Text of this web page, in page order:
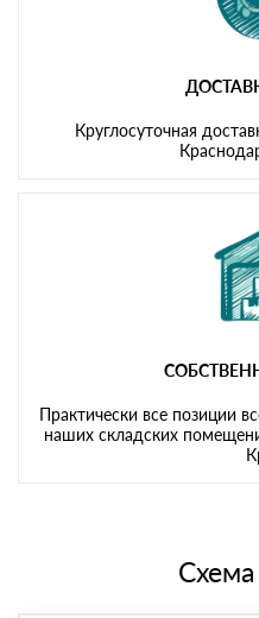
Круглосуточная
Практически все позиции
наших складских